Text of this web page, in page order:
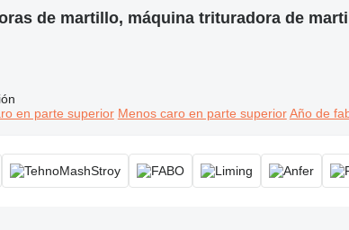
de martillo, máquina trituradora de
en parte superior Menos caro en parte superior Año de